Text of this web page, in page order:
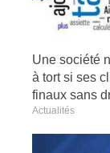
Une société
à tort si ses
finaux sans
Actualités